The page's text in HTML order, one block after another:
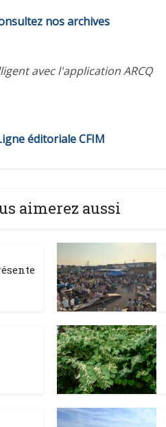
nos archives
avec l'application ARCQ
éditoriale CFIM
aimerez aussi